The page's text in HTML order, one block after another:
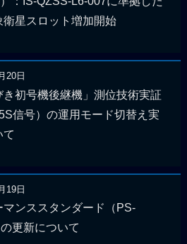
衛星スロット増加開始
20日
き初号機後継機」測位技術実証
信号）の運用モード切替え実
て
19日
マンススタンダード（PS-
更新について